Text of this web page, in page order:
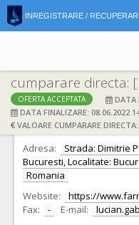
INREGISTRARE /
cumparare directa:
OFERTA ACCEPTATA
DATA
DATA FINALIZARE: 08.06.2022
VALOARE CUMPARARE
DATE IDENTIFICARE
Ofertant: S.C. FARMAVET
Adresa:
Strada: Dimitrie
Bucuresti, Localitate:
Romania
Website:
https://
Fax:
- E-mail: